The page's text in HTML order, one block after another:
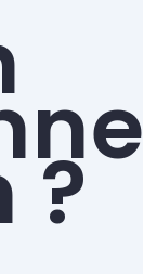
?